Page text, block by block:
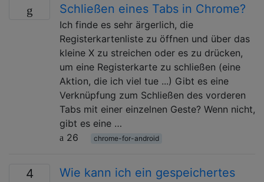
Schließen eines Tabs in Chrome?
Ich finde es sehr ärgerlich, die
Registerkartenliste zu öffnen und über das
kleine X zu streichen oder es zu drücken,
um eine Registerkarte zu schließen (eine
Aktion, die ich viel tue ...) Gibt es eine
Verknüpfung zum Schließen des vorderen
Tabs mit einer einzelnen Geste? Wenn nicht,
gibt es eine …
26
chrome-for-android
4
Wie kann ich ein gespeichertes